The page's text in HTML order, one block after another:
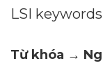
LSI
Từ khóa →